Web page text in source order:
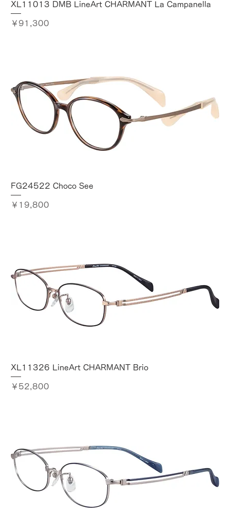
XL11013 DMB LineArt CHARMANT La Campanella
価格
￥91,300
FG24522 Choco See
価格
￥19,800
XL11326 LineArt CHARMANT Brio
価格
￥52,800